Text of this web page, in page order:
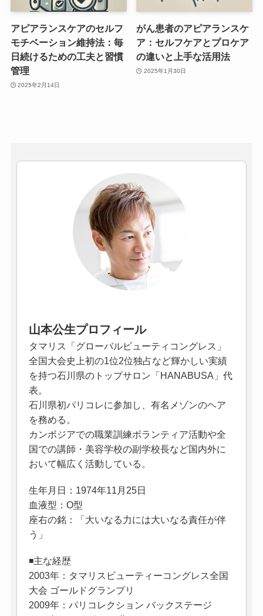
アピアランスケアのセルフ
モチベーション維持法：毎
日続けるための工夫と習慣
管理
2025年2月14日
がん患者のアピアランスケ
ア：セルフケアとプロケア
の違いと上手な活用法
2025年1月30日
山本公生プロフィール
タマリス「グローバルビューティコングレス」
全国大会史上初の1位2位独占など輝かしい実績
を持つ石川県のトップサロン「HANABUSA」代
表。
石川県初パリコレに参加し、有名メゾンのヘア
を務める。
カンボジアでの職業訓練ボランティア活動や全
国での講師・美容学校の副学校長など国内外に
おいて幅広く活動している。
生年月日：1974年11月25日
血液型：O型
座右の銘：「大いなる力には大いなる責任が伴
う」
◾️主な経歴
2003年：タマリスビューティーコングレス全国
大会 ゴールドグランプリ
2009年：パリコレクション バックステージ